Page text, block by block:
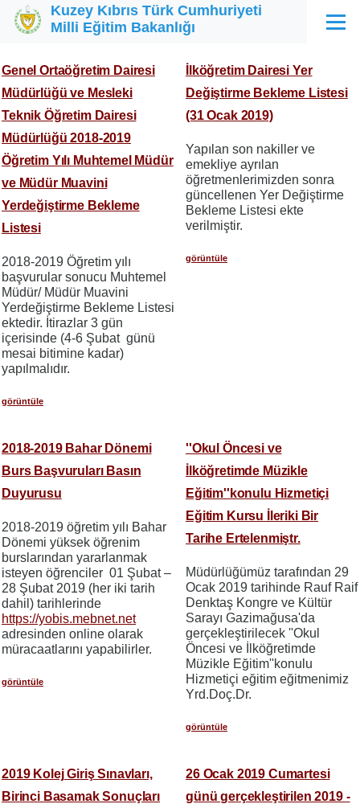
Ana içeriğe atla
Kuzey Kıbrıs Türk Cumhuriyeti
Milli Eğitim Bakanlığı
Menü
Genel Ortaöğretim Dairesi
Müdürlüğü ve Mesleki
Teknik Öğretim Dairesi
Müdürlüğü 2018-2019
Öğretim Yılı Muhtemel Müdür
ve Müdür Muavini
Yerdeğiştirme Bekleme
Listesi
2018-2019 Öğretim yılı
başvurular sonucu Muhtemel
Müdür/ Müdür Muavini
Yerdeğiştirme Bekleme Listesi
ektedir. İtirazlar 3 gün
içerisinde (4-6 Şubat günü
mesai bitimine kadar)
yapılmalıdır.
görüntüle
İlköğretim Dairesi Yer
Değiştirme Bekleme Listesi
(31 Ocak 2019)
Yapılan son nakiller ve
emekliye ayrılan
öğretmenlerimizden sonra
güncellenen Yer Değiştirme
Bekleme Listesi ekte
verilmiştir.
görüntüle
2018-2019 Bahar Dönemi
Burs Başvuruları Basın
Duyurusu
2018-2019 öğretim yılı Bahar
Dönemi yüksek öğrenim
burslarından yararlanmak
isteyen öğrenciler 01 Şubat –
28 Şubat 2019 (her iki tarih
dahil) tarihlerinde
https://yobis.mebnet.net
adresinden online olarak
müracaatlarını yapabilirler.
görüntüle
''Okul Öncesi ve
İlköğretimde Müzikle
Eğitim''konulu Hizmetiçi
Eğitim Kursu İleriki Bir
Tarihe Ertelenmiştr.
Müdürlüğümüz tarafından 29
Ocak 2019 tarihinde Rauf Raif
Denktaş Kongre ve Kültür
Sarayı Gazimağusa'da
gerçekleştirilecek ''Okul
Öncesi ve İlköğretimde
Müzikle Eğitim''konulu
Hizmetiçi eğitim eğitmenimiz
Yrd.Doç.Dr.
görüntüle
2019 Kolej Giriş Sınavları,
Birinci Basamak Sonuçları
26 Ocak 2019 Cumartesi
günü gerçekleştirilen 2019 -